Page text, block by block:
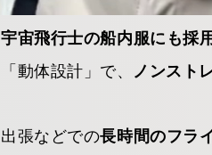
宇宙飛行士の船内服にも採
「動体設計」で、 ノンスト
出張などでの長時間のフラ